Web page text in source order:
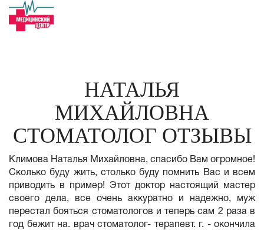
НАТАЛЬЯ
МИХАЙЛОВНА
СТОМАТОЛОГ ОТЗЫВЫ
Климова Наталья Михайловна, спасибо Вам огромное!
Сколько буду жить, столько буду помнить Вас и всем
приводить в пример! Этот доктор настоящий мастер
своего дела, все очень аккуратно и надежно, муж
перестал бояться стоматологов и теперь сам 2 раза в
год бежит на. врач стоматолог- терапевт. г. - окончила